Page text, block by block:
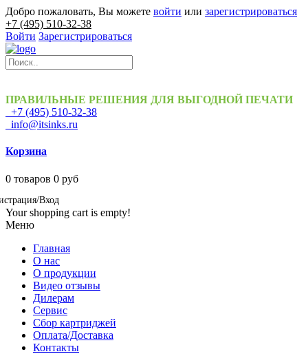
Добро пожаловать, Вы можете войти или зарегистрироваться
+7 (495) 510-32-38
Войти Зарегистрироваться
ПРАВИЛЬНЫЕ РЕШЕНИЯ ДЛЯ ВЫГОДНОЙ ПЕЧАТИ
+7 (495) 510-32-38
info@itsinks.ru
Корзина
0 товаров 0 руб
Вход
Your shopping cart is empty!
Меню
Главная
О нас
О продукции
Видео отзывы
Дилерам
Сервис
Сбор картриджей
Оплата/Доставка
Контакты